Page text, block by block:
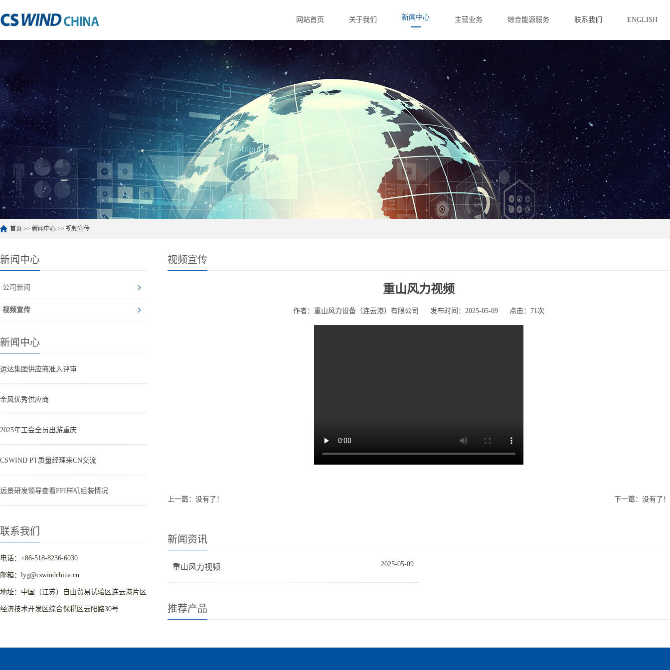
网站首页 关于我们 新闻中心 主营业务 综合能源服务 联系我们 ENGLISH
首页 >> 新闻中心 >> 视频宣传
新闻中心
公司新闻
视频宣传
新闻中心
运达集团供应商准入评审
金风优秀供应商
2025年工会全员出游重庆
CSWIND PT质量经理来CN交流
远景研发领导查看FFI样机组装情况
联系我们
电话：+86-518-8236-6030
邮箱：lyg@cswindchina.cn
地址：中国（江苏）自由贸易试验区连云港片区
经济技术开发区综合保税区云阳路30号
视频宣传
重山风力视频
作者：重山风力设备（连云港）有限公司 发布时间：2025-05-09 点击：71次
上一篇：没有了！ 下一篇：没有了！
新闻资讯
2025-05-09
重山风力视频
推荐产品